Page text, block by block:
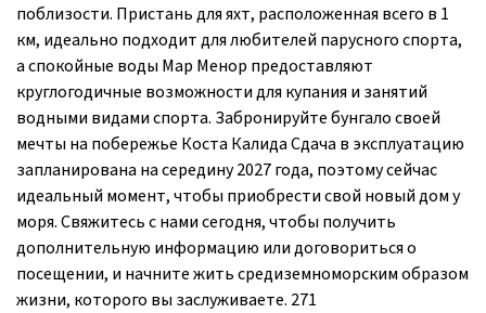
поблизости. Пристань для яхт, расположенная всего в 1
км, идеально подходит для любителей парусного спорта,
а спокойные воды Мар Менор предоставляют
круглогодичные возможности для купания и занятий
водными видами спорта. Забронируйте бунгало своей
мечты на побережье Коста Калида Сдача в эксплуатацию
запланирована на середину 2027 года, поэтому сейчас
идеальный момент, чтобы приобрести свой новый дом у
моря. Свяжитесь с нами сегодня, чтобы получить
дополнительную информацию или договориться о
посещении, и начните жить средиземноморским образом
жизни, которого вы заслуживаете. 271